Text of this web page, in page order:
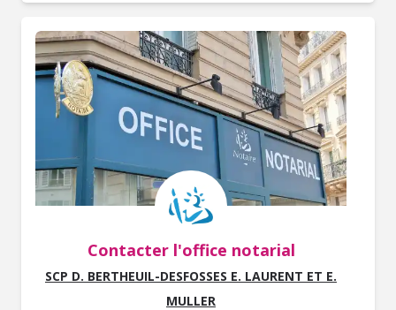
Contacter l'office notarial
SCP D. BERTHEUIL-DESFOSSES E. LAURENT ET E.
MULLER